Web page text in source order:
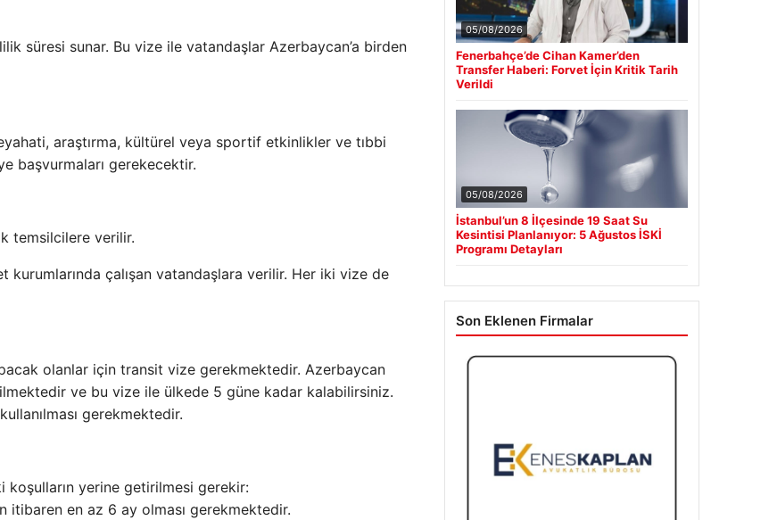
süresi sunar. Bu vize ile vatandaşlar Azerbaycan’a birden
araştırma, kültürel veya sportif etkinlikler ve tıbbi
başvurmaları gerekecektir.
temsilcilere verilir.
kurumlarında çalışan vatandaşlara verilir. Her iki vize de
olanlar için transit vize gerekmektedir. Azerbaycan
ve bu vize ile ülkede 5 güne kadar kalabilirsiniz.
gerekmektedir.
koşulların yerine getirilmesi gerekir:
en az 6 ay olması gerekmektedir.
05/08/2026
Fenerbahçe’de Cihan Kamer’den
Transfer Haberi: Forvet İçin Kritik Tarih
Verildi
05/08/2026
İstanbul’un 8 İlçesinde 19 Saat Su
Kesintisi Planlanıyor: 5 Ağustos İSKİ
Programı Detayları
Son Eklenen Firmalar